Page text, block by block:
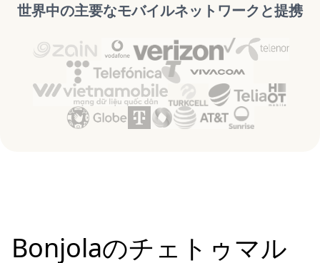
世界中の主要なモバイルネットワークと提携
Bonjolaのチェトゥマル